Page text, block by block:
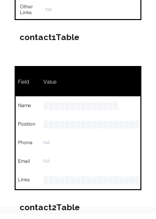
Other
Links
NA
contact1Table
Field Value
Name ░░░░░░░░░░░░░░
Position
Phone NA
Email NA
Links
contact2Table